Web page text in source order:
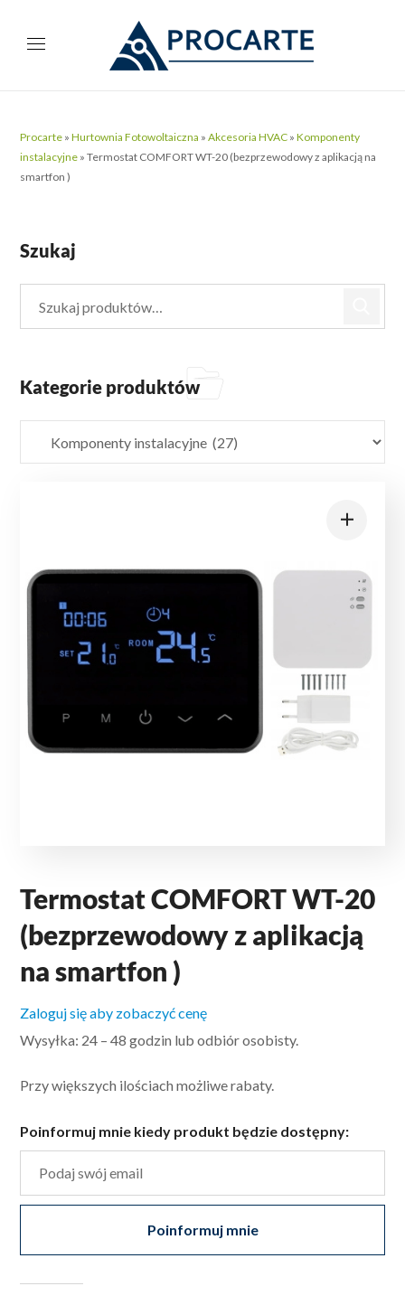
Procarte »Hurtownia Fotowoltaiczna »Akcesoria HVAC »Komponenty
instalacyjne »Termostat COMFORT WT-20 (bezprzewodowy z aplikacją na
smartfon )
Termostat COMFORT WT-20
(bezprzewodowy z aplikacją
na smartfon )
Zaloguj się aby zobaczyć cenę
Wysyłka: 24 – 48 godzin lub odbiór osobisty.
Przy większych ilościach możliwe rabaty.
Poinformuj mnie kiedy produkt będzie dostępny:
Poinformuj mnie
Szukaj
Kategorie produktów